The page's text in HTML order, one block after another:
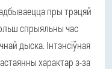
пры трэцяй
спрыяльны час
дыска. Інтэнсіўная
характар з-за